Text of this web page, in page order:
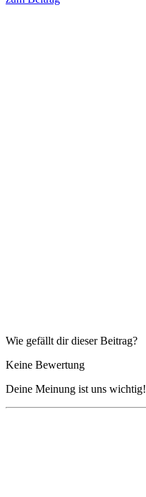
Wie gefällt dir dieser Beitrag?
Keine Bewertung
Deine Meinung ist uns wichtig!